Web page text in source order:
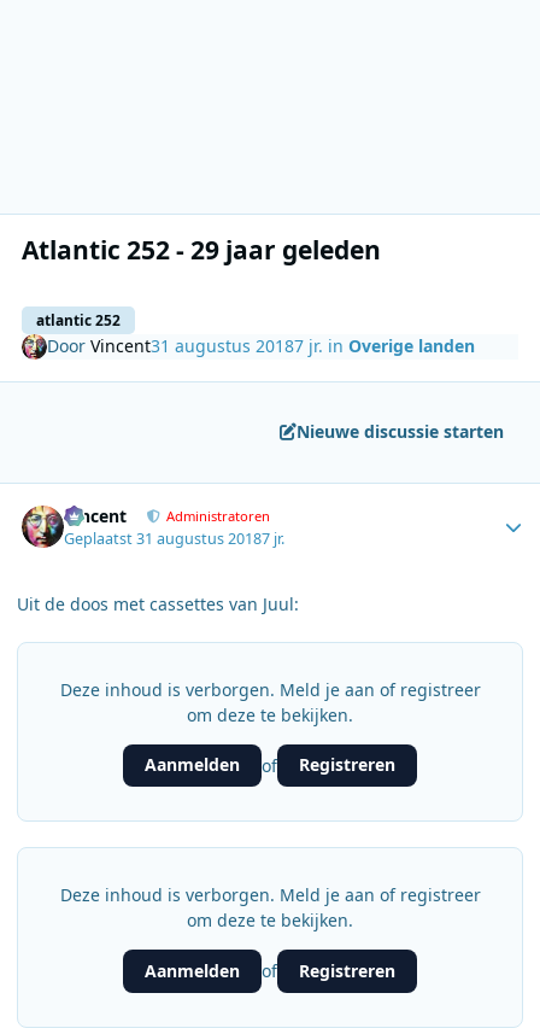
Atlantic 252 - 29 jaar geleden
atlantic 252
DoorVincent31 augustus 20187 jr. inOverige landen
Nieuwe discussie starten
Vincent Administratoren
Geplaatst31 augustus 20187 jr.
Uit de doos met cassettes van Juul:
Deze inhoud is verborgen. Meld je aan of registreer
om deze te bekijken.
Aanmelden of Registreren
Deze inhoud is verborgen. Meld je aan of registreer
om deze te bekijken.
Aanmelden of Registreren